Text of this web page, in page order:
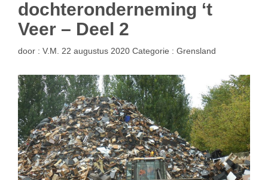
dochteronderneming ‘t
Veer – Deel 2
door : V.M. 22 augustus 2020 Categorie : Grensland